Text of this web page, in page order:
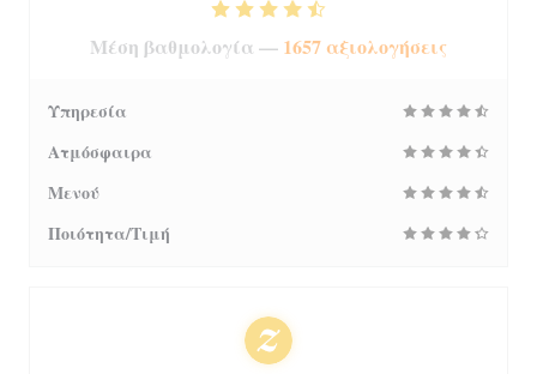
Μέση βαθμολογία — 1657 αξιολογήσεις
Υπηρεσία
Ατμόσφαιρα
Μενού
Ποιότητα/Τιμή